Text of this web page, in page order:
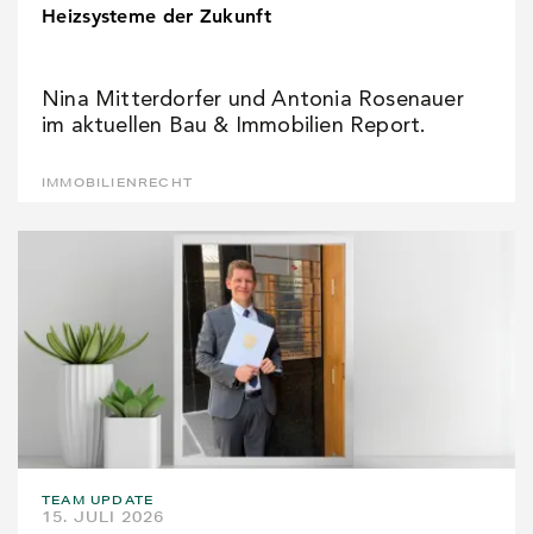
Heizsysteme der Zukunft
Nina Mitterdorfer und Antonia Rosenauer
im aktuellen Bau & Immobilien Report.
IMMOBILIENRECHT
TEAM UPDATE
15. JULI 2026